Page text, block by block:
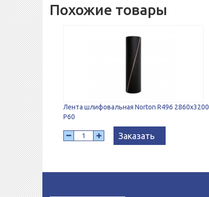
Похожие товары
Лента шлифовальная Norton R496 2860x3200
P60
Заказать